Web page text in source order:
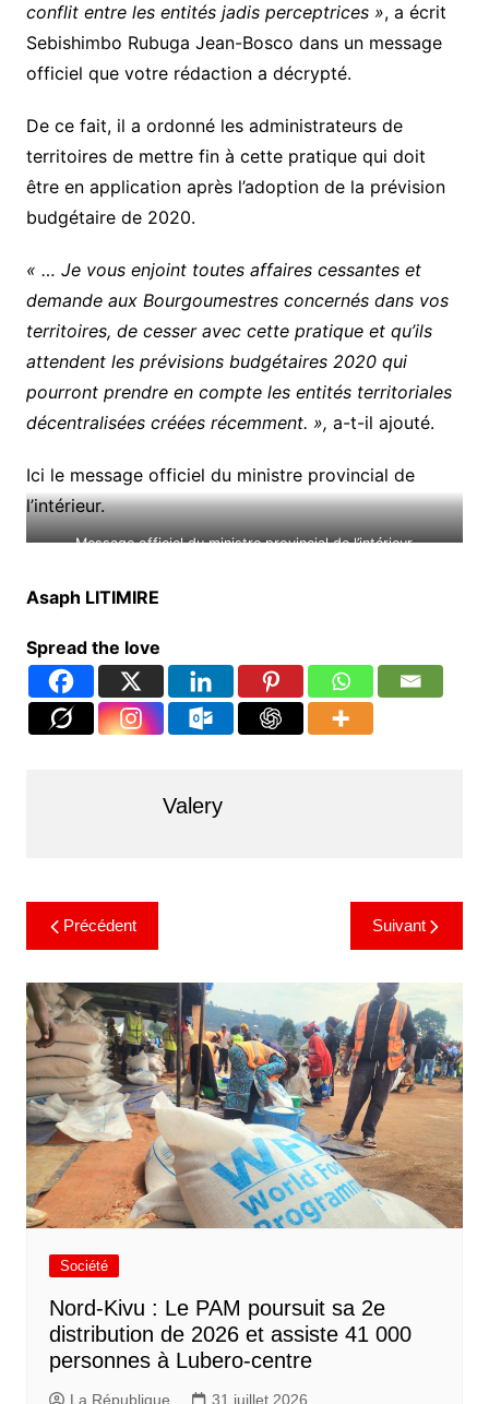
conflit entre les entités jadis perceptrices », a écrit
Sebishimbo Rubuga Jean-Bosco dans un message
officiel que votre rédaction a décrypté.
De ce fait, il a ordonné les administrateurs de
territoires de mettre fin à cette pratique qui doit
être en application après l’adoption de la prévision
budgétaire de 2020.
« … Je vous enjoint toutes affaires cessantes et
demande aux Bourgoumestres concernés dans vos
territoires, de cesser avec cette pratique et qu’ils
attendent les prévisions budgétaires 2020 qui
pourront prendre en compte les entités territoriales
décentralisées créées récemment. », a-t-il ajouté.
Ici le message officiel du ministre provincial de
l’intérieur.
Message officiel du ministre provincial de l’intérieur
Asaph LITIMIRE
Spread the love
Valery
Précédent Suivant
Société
Nord-Kivu : Le PAM poursuit sa 2e
distribution de 2026 et assiste 41 000
personnes à Lubero-centre
La République 31 juillet 2026